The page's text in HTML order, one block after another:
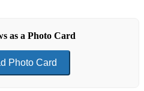
as a Photo Card
Photo Card